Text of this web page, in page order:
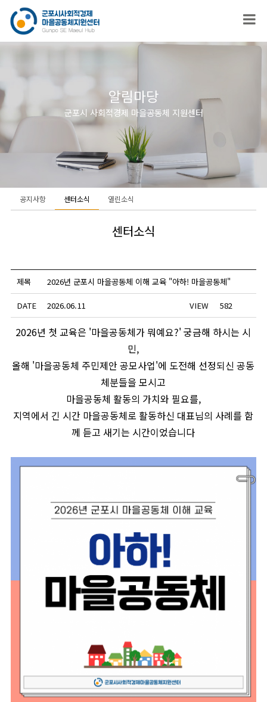
알림마당
군포시 사회적경제 마을공동체 지원센터
공지사항 센터소식 열린소식
센터소식
제목 2026년 군포시 마을공동체 이해 교육 "아하! 마을공동체"
DATE 2026.06.11 VIEW 582
2026년 첫 교육은 '마을공동체가 뭐예요?' 궁금해 하시는 시
민,
올해 '마을공동체 주민제안 공모사업'에 도전해 선정되신 공동
체분들을 모시고
마을공동체 활동의 가치와 필요를,
지역에서 긴 시간 마을공동체로 활동하신 대표님의 사례를 함
께 듣고 새기는 시간이었습니다